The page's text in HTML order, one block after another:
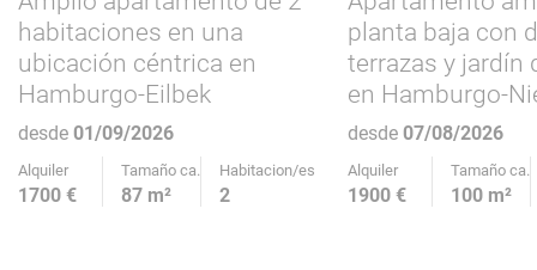
habitaciones en una
ubicación céntrica en
Hamburgo-Eilbek
desde 01/09/2026
Alquiler Tamaño ca. Habitacion/es
1700 € 87 m² 2
planta baja con
terrazas y jardín
en Hamburgo-
desde 07/08/2026
Alquiler Tamaño ca.
1900 € 100 m²